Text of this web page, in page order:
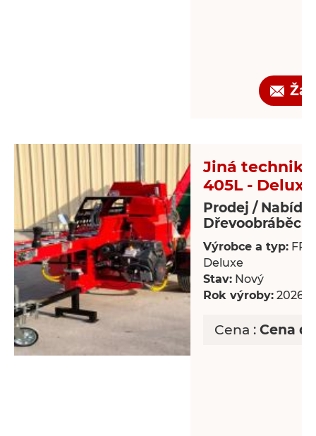
Jiná technika
405L - Deluxe
Prodej /
Dřevoobráběcí
Výrobce a typ: FP-
Deluxe
Stav: Nový
Rok výroby: 2026
Cena : Cena